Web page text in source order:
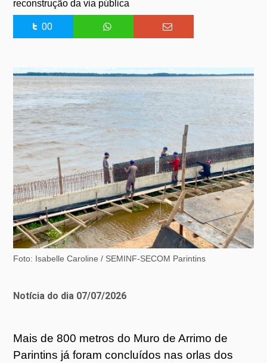
reconstrução da via pública
00
Foto: Isabelle Caroline / SEMINF-SECOM Parintins
Notícia do dia 07/07/2026
Mais de 800 metros do Muro de Arrimo de
Parintins já foram concluídos nas orlas dos